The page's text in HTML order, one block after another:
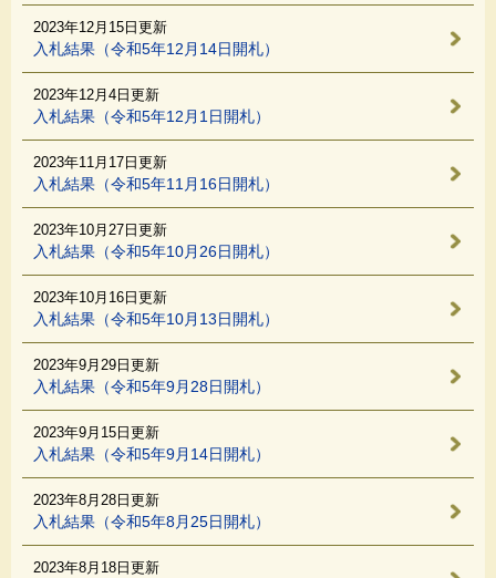
入札結果（令和5年12月14日開札）
2023年12月15日更新
入札結果（令和5年12月1日開札）
2023年12月4日更新
入札結果（令和5年11月16日開札）
2023年11月17日更新
入札結果（令和5年10月26日開札）
2023年10月27日更新
入札結果（令和5年10月13日開札）
2023年10月16日更新
入札結果（令和5年9月28日開札）
2023年9月29日更新
入札結果（令和5年9月14日開札）
2023年9月15日更新
入札結果（令和5年8月25日開札）
2023年8月28日更新
2023年8月18日更新